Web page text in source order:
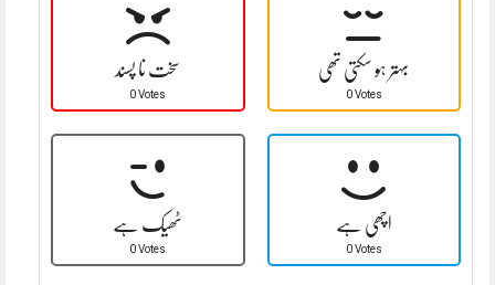
سخت نا پسند
0 Votes
بہتر ہو سکتی تھی
0 Votes
ٹھیک ہے
0 Votes
اچھی ہے
0 Votes